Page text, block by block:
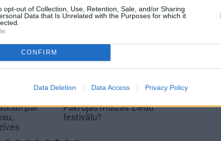
opt-out of Collection, Use, Retention, Sale, and/or Sharing
Data that Is Unrelated with the Purposes for which it
CONFIRM
Data Deletion Data Access Privacy Policy
labākie
par
Kāpēc tieši tagad ir
Pakrojas muižas Ziedu
festivālu?
Matu